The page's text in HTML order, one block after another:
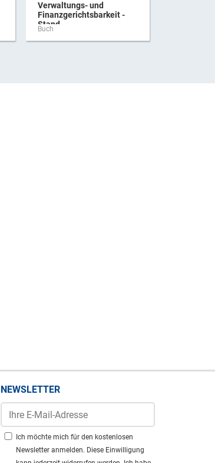
Verwaltungs- und
Finanzgerichtsbarkeit -
Stand ...
Buch
NEWSLETTER
Ich möchte mich für den kostenlosen
Newsletter anmelden. Diese Einwilligung